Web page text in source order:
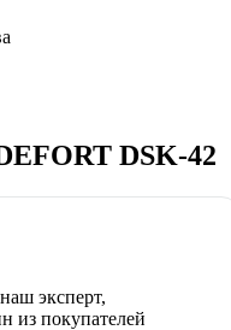
DSK-42
эксперт,
из покупателей